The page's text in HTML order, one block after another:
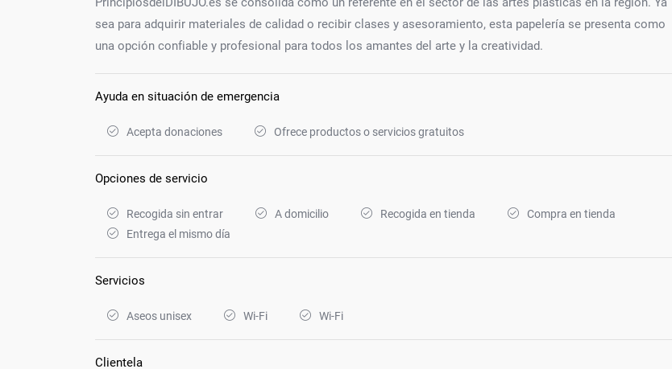
sea para adquirir materiales de calidad o recibir clases y asesoramiento, esta papelería se presenta como
una opción confiable y profesional para todos los amantes del arte y la creatividad.
Ayuda en situación de emergencia
Acepta donaciones Ofrece productos o servicios gratuitos
Opciones de servicio
Recogida sin entrar A domicilio Recogida en tienda
Compra en tienda
Entrega el mismo día
Servicios
Aseos unisex Wi-Fi Wi-Fi
Clientela